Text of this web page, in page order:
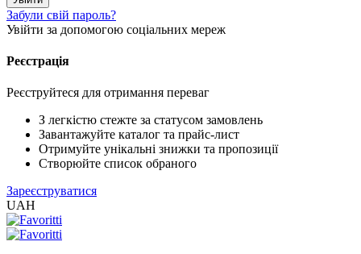
Забули свій пароль?
Увійти за допомогою соціальних мереж
Реєстрація
Реєструйтеся для отримання переваг
З легкістю стежте за статусом замовлень
Завантажуйте каталог та прайс-лист
Отримуйте унікальні знижки та пропозиції
Створюйте список обраного
Зареєструватися
UAH
CSV
(Опт)
XLS
EXCEL
(Розн.)
XLS
EXCEL
2005
(Опт)